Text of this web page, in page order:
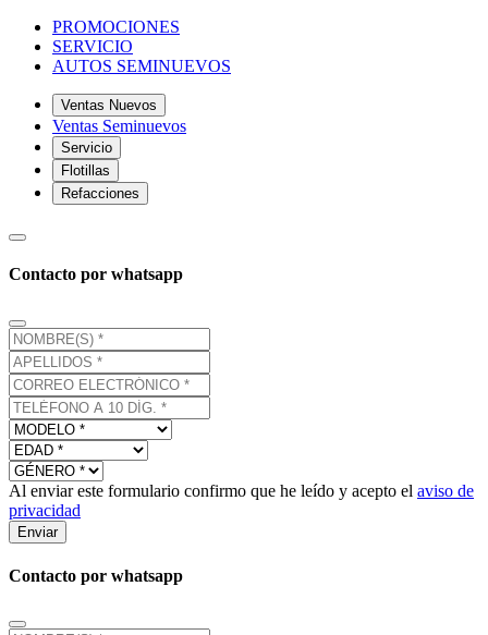
PROMOCIONES
SERVICIO
AUTOS SEMINUEVOS
Ventas Nuevos
Ventas Seminuevos
Servicio
Flotillas
Refacciones
Contacto por whatsapp
Al enviar este formulario confirmo que he leído y acepto el aviso de
privacidad
Enviar
Contacto por whatsapp